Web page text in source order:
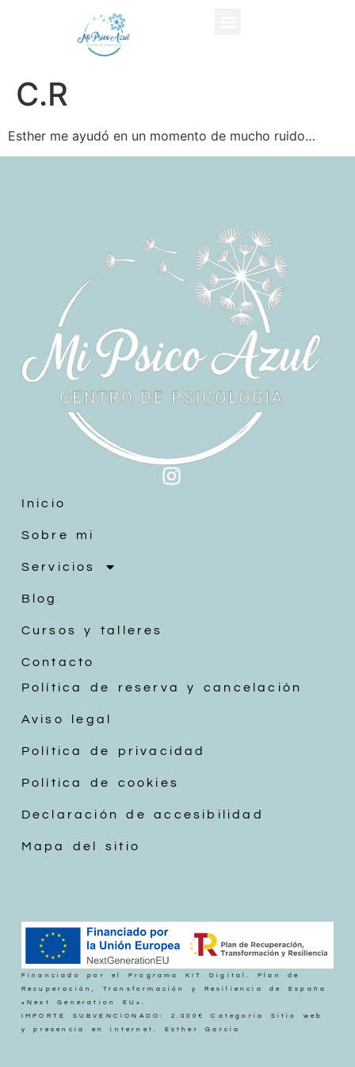
C.R
Esther me ayudó en un momento de mucho ruido…
Inicio
Sobre mi
Servicios
Blog
Cursos y talleres
Contacto
Política de reserva y cancelación
Aviso legal
Política de privacidad
Política de cookies
Declaración de accesibilidad
Mapa del sitio
Financiado por el Programa KIT Digital. Plan de
Recuperación, Transformación y Resiliencia de España
«Next Generation EU».
IMPORTE SUBVENCIONADO: 2.000€ Categoría Sitio web
y presencia en internet. Esther García